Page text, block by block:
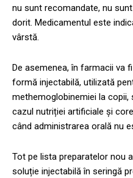
nu sunt recomandate, nu
dorit. Medicamentul este
vârstă.
De asemenea, în farmacii va
formă injectabilă, utilizată
methemoglobinemiei la copii,
cazul nutriției artificiale și
când administrarea orală nu
Tot pe lista preparatelor nou
soluție injectabilă în seringă